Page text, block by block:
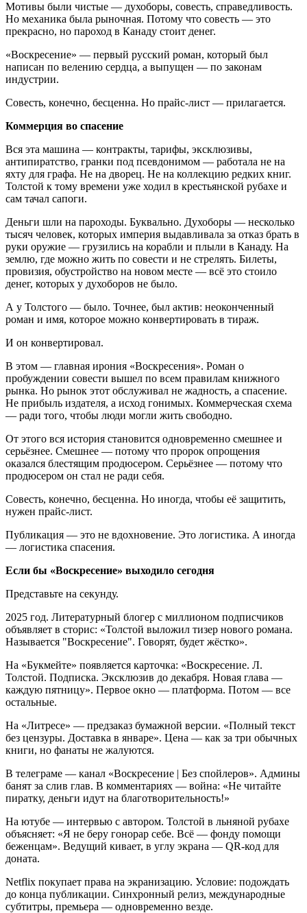
Мотивы были чистые — духоборы, совесть, справедливость.
Но механика была рыночная. Потому что совесть — это
прекрасно, но пароход в Канаду стоит денег.
«Воскресение» — первый русский роман, который был
написан по велению сердца, а выпущен — по законам
индустрии.
Совесть, конечно, бесценна. Но прайс-лист — прилагается.
Коммерция во спасение
Вся эта машина — контракты, тарифы, эксклюзивы,
антипиратство, гранки под псевдонимом — работала не на
яхту для графа. Не на дворец. Не на коллекцию редких книг.
Толстой к тому времени уже ходил в крестьянской рубахе и
сам тачал сапоги.
Деньги шли на пароходы. Буквально. Духоборы — несколько
тысяч человек, которых империя выдавливала за отказ брать в
руки оружие — грузились на корабли и плыли в Канаду. На
землю, где можно жить по совести и не стрелять. Билеты,
провизия, обустройство на новом месте — всё это стоило
денег, которых у духоборов не было.
А у Толстого — было. Точнее, был актив: неоконченный
роман и имя, которое можно конвертировать в тираж.
И он конвертировал.
В этом — главная ирония «Воскресения». Роман о
пробуждении совести вышел по всем правилам книжного
рынка. Но рынок этот обслуживал не жадность, а спасение.
Не прибыль издателя, а исход гонимых. Коммерческая схема
— ради того, чтобы люди могли жить свободно.
От этого вся история становится одновременно смешнее и
серьёзнее. Смешнее — потому что пророк опрощения
оказался блестящим продюсером. Серьёзнее — потому что
продюсером он стал не ради себя.
Совесть, конечно, бесценна. Но иногда, чтобы её защитить,
нужен прайс-лист.
Публикация — это не вдохновение. Это логистика. А иногда
— логистика спасения.
Если бы «Воскресение» выходило сегодня
Представьте на секунду.
2025 год. Литературный блогер с миллионом подписчиков
объявляет в сторис: «Толстой выложил тизер нового романа.
Называется "Воскресение". Говорят, будет жёстко».
На «Букмейте» появляется карточка: «Воскресение. Л.
Толстой. Подписка. Эксклюзив до декабря. Новая глава —
каждую пятницу». Первое окно — платформа. Потом — все
остальные.
На «Литресе» — предзаказ бумажной версии. «Полный текст
без цензуры. Доставка в январе». Цена — как за три обычных
книги, но фанаты не жалуются.
В телеграме — канал «Воскресение | Без спойлеров». Админы
банят за слив глав. В комментариях — война: «Не читайте
пиратку, деньги идут на благотворительность!»
На ютубе — интервью с автором. Толстой в льняной рубахе
объясняет: «Я не беру гонорар себе. Всё — фонду помощи
беженцам». Ведущий кивает, в углу экрана — QR-код для
доната.
Netflix покупает права на экранизацию. Условие: подождать
до конца публикации. Синхронный релиз, международные
субтитры, премьера — одновременно везде.